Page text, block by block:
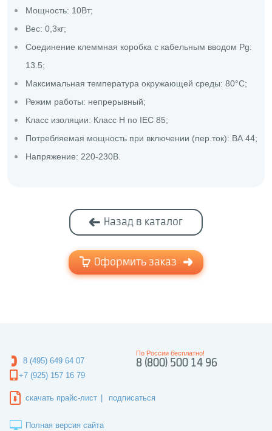
Мощность: 10Вт;
Вес: 0,3кг;
Соединение клеммная коробка с кабельным вводом Pg:
13.5;
Максимальная температура окружающей среды: 80°C;
Режим работы: непрерывный;
Класс изоляции: Класс H по IEC 85;
Потребляемая мощность при включении (пер.ток): ВА 44;
Напряжение: 220-230В.
Назад в каталог
Оформить заказ
8 (495) 649 64 07
+7 (925) 157 16 79
8 (800) 500 14 96
По России бесплатно!
скачать прайс-лист подписаться
Полная версия сайта